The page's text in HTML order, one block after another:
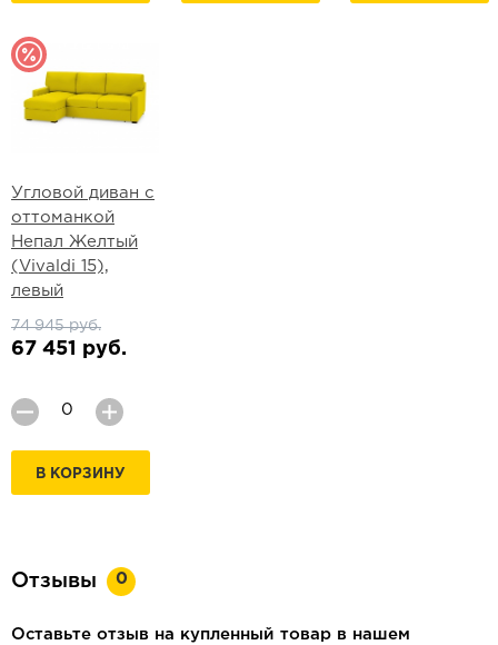
Угловой диван с
оттоманкой
Непал Желтый
(Vivaldi 15),
левый
74 945 руб.
67 451 руб.
В КОРЗИНУ
Отзывы 0
Оставьте отзыв на купленный товар в нашем